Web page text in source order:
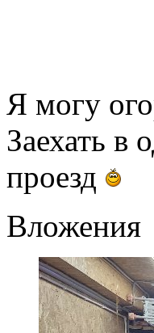
Я могу
Заехать в
проезд
Вложения